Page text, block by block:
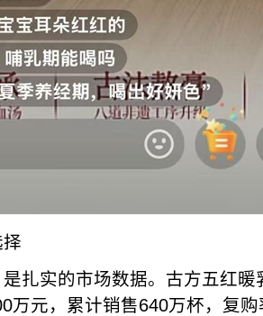
扎实的市场数据。古方五红
万元，累计销售640万杯，复